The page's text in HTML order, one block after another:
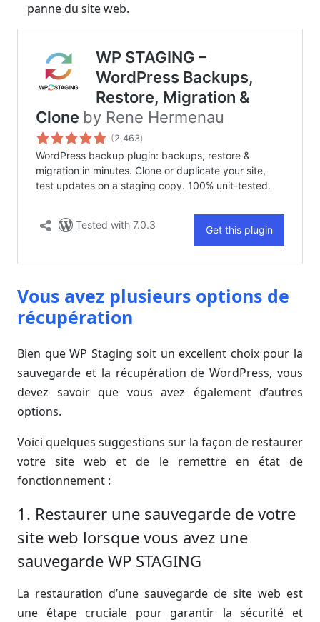
panne du site web.
Vous avez plusieurs options de
récupération
Bien que WP Staging soit un excellent choix pour la
sauvegarde et la récupération de WordPress, vous
devez savoir que vous avez également d’autres
options.
Voici quelques suggestions sur la façon de restaurer
votre site web et de le remettre en état de
fonctionnement :
1. Restaurer une sauvegarde de votre
site web lorsque vous avez une
sauvegarde WP STAGING
La restauration d’une sauvegarde de site web est
une étape cruciale pour garantir la sécurité et